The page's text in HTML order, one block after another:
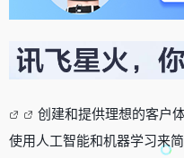
创建和提供理想的客户
使用人工智能和机器学习来